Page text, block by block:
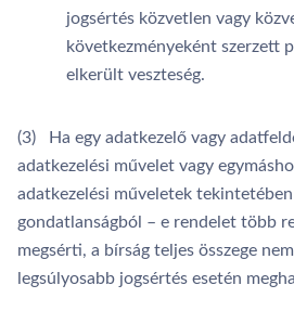
jogsértés közvetlen vagy
következményeként szerzett
elkerült veszteség.
(3) Ha egy adatkezelő vagy
adatkezelési művelet vagy
adatkezelési műveletek
gondatlanságból – e rendelet több
megsérti, a bírság teljes összege
legsúlyosabb jogsértés esetén